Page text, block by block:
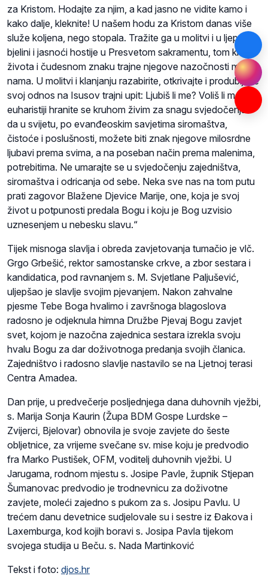
za Kristom. Hodajte za njim, a kad jasno ne vidite kamo i
kako dalje, kleknite! U našem hodu za Kristom danas više
služe koljena, nego stopala. Tražite ga u molitvi i u ljepoti,
bjelini i jasnoći hostije u Presvetom sakramentu, tom kruhu
života i čudesnom znaku trajne njegove nazočnosti među
nama. U molitvi i klanjanju razabirite, otkrivajte i produbljujte
svoj odnos na Isusov trajni upit: Ljubiš li me? Voliš li me? U
euharistiji hranite se kruhom živim za snagu svjedočenja i
da u svijetu, po evanđeoskim savjetima siromaštva,
čistoće i poslušnosti, možete biti znak njegove milosrdne
ljubavi prema svima, a na poseban način prema malenima,
potrebitima. Ne umarajte se u svjedočenju zajedništva,
siromaštva i odricanja od sebe. Neka sve nas na tom putu
prati zagovor Blažene Djevice Marije, one, koja je svoj
život u potpunosti predala Bogu i koju je Bog uzvisio
uznesenjem u nebesku slavu.“
Tijek misnoga slavlja i obreda zavjetovanja tumačio je vlč.
Grgo Grbešić, rektor samostanske crkve, a zbor sestara i
kandidatica, pod ravnanjem s. M. Svjetlane Paljušević,
uljepšao je slavlje svojim pjevanjem. Nakon zahvalne
pjesme Tebe Boga hvalimo i završnoga blagoslova
radosno je odjeknula himna Družbe Pjevaj Bogu zavjet
svet, kojom je nazočna zajednica sestara izrekla svoju
hvalu Bogu za dar doživotnoga predanja svojih članica.
Zajedništvo i radosno slavlje nastavilo se na Ljetnoj terasi
Centra Amadea.
Dan prije, u predvečerje posljednjega dana duhovnih vježbi,
s. Marija Sonja Kaurin (Župa BDM Gospe Lurdske –
Zvijerci, Bjelovar) obnovila je svoje zavjete do šeste
obljetnice, za vrijeme svečane sv. mise koju je predvodio
fra Marko Pustišek, OFM, voditelj duhovnih vježbi. U
Jarugama, rodnom mjestu s. Josipe Pavle, župnik Stjepan
Šumanovac predvodio je trodnevnicu za doživotne
zavjete, moleći zajedno s pukom za s. Josipu Pavlu. U
trećem danu devetnice sudjelovale su i sestre iz Đakova i
Laxemburga, kod kojih boravi s. Josipa Pavla tijekom
svojega studija u Beču. s. Nada Martinković
Tekst i foto: djos.hr